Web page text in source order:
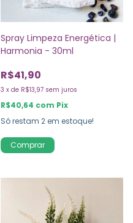
Spray Limpeza Energética |
Harmonia - 30ml
R$41,90
3 x de R$13,97 sem juros
R$40,64 com Pix
Só restam 2 em estoque!